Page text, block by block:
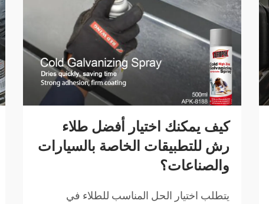
كيف يمكنك اختيار أفضل طلاء
رش للتطبيقات الخاصة بالسيارات
والصناعات؟
يتطلب اختيار الحل المناسب للطلاء في